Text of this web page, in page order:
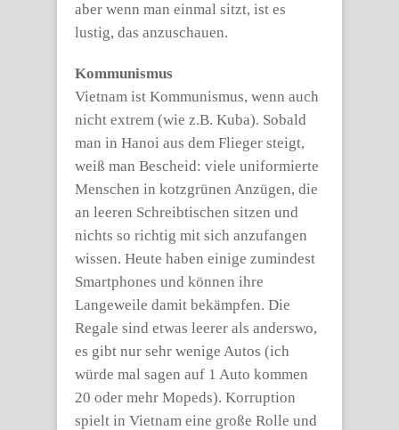
aber wenn man einmal sitzt, ist es
lustig, das anzuschauen.
Kommunismus
Vietnam ist Kommunismus, wenn auch
nicht extrem (wie z.B. Kuba). Sobald
man in Hanoi aus dem Flieger steigt,
weiß man Bescheid: viele uniformierte
Menschen in kotzgrünen Anzügen, die
an leeren Schreibtischen sitzen und
nichts so richtig mit sich anzufangen
wissen. Heute haben einige zumindest
Smartphones und können ihre
Langeweile damit bekämpfen. Die
Regale sind etwas leerer als anderswo,
es gibt nur sehr wenige Autos (ich
würde mal sagen auf 1 Auto kommen
20 oder mehr Mopeds). Korruption
spielt in Vietnam eine große Rolle und